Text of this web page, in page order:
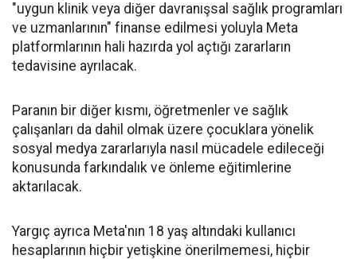
"uygun klinik veya diğer davranışsal sağlık programları
ve uzmanlarının" finanse edilmesi yoluyla Meta
platformlarının hali hazırda yol açtığı zararların
tedavisine ayrılacak.
Paranın bir diğer kısmı, öğretmenler ve sağlık
çalışanları da dahil olmak üzere çocuklara yönelik
sosyal medya zararlarıyla nasıl mücadele edileceği
konusunda farkındalık ve önleme eğitimlerine
aktarılacak.
Yargıç ayrıca Meta'nın 18 yaş altındaki kullanıcı
hesaplarının hiçbir yetişkine önerilmemesi, hiçbir